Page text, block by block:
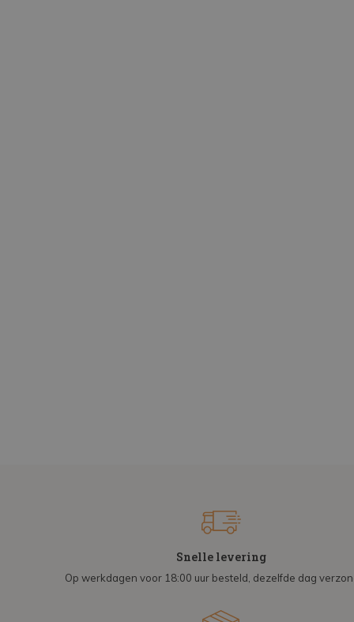
Snelle levering
Op werkdagen voor 18:00 uur besteld, dezelfde dag